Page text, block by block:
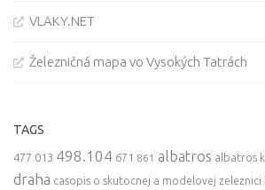
VLAKY.NET
Železničná mapa vo Vysokých Tatrách
TAGS
477.013 498.104 671 861 albatros albatros
draha casopis o skutocnej a modelovej zeleznici